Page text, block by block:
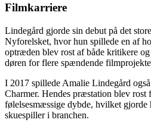
Filmkarriere
Lindegård gjorde sin debut på det
Nyforelsket, hvor hun spillede en af
optræden blev rost af både kritikere
døren for flere spændende
I 2017 spillede Amalie Lindegård
Charmer. Hendes præstation blev rost
følelsesmæssige dybde, hvilket gjorde
skuespiller i branchen.